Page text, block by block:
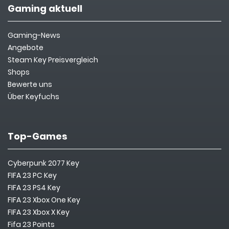
Gaming aktuell
Gaming-News
Angebote
Steam Key Preisvergleich
Shops
Bewerte uns
Über Keyfuchs
Top-Games
Cyberpunk 2077 Key
FIFA 23 PC Key
FIFA 23 PS4 Key
FIFA 23 Xbox One Key
FIFA 23 Xbox X Key
Fifa 23 Points